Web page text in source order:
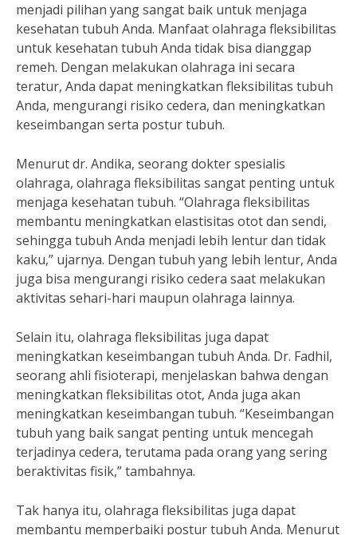
menjadi pilihan yang sangat baik untuk menjaga
kesehatan tubuh Anda. Manfaat olahraga fleksibilitas
untuk kesehatan tubuh Anda tidak bisa dianggap
remeh. Dengan melakukan olahraga ini secara
teratur, Anda dapat meningkatkan fleksibilitas tubuh
Anda, mengurangi risiko cedera, dan meningkatkan
keseimbangan serta postur tubuh.
Menurut dr. Andika, seorang dokter spesialis
olahraga, olahraga fleksibilitas sangat penting untuk
menjaga kesehatan tubuh. “Olahraga fleksibilitas
membantu meningkatkan elastisitas otot dan sendi,
sehingga tubuh Anda menjadi lebih lentur dan tidak
kaku,” ujarnya. Dengan tubuh yang lebih lentur, Anda
juga bisa mengurangi risiko cedera saat melakukan
aktivitas sehari-hari maupun olahraga lainnya.
Selain itu, olahraga fleksibilitas juga dapat
meningkatkan keseimbangan tubuh Anda. Dr. Fadhil,
seorang ahli fisioterapi, menjelaskan bahwa dengan
meningkatkan fleksibilitas otot, Anda juga akan
meningkatkan keseimbangan tubuh. “Keseimbangan
tubuh yang baik sangat penting untuk mencegah
terjadinya cedera, terutama pada orang yang sering
beraktivitas fisik,” tambahnya.
Tak hanya itu, olahraga fleksibilitas juga dapat
membantu memperbaiki postur tubuh Anda. Menurut